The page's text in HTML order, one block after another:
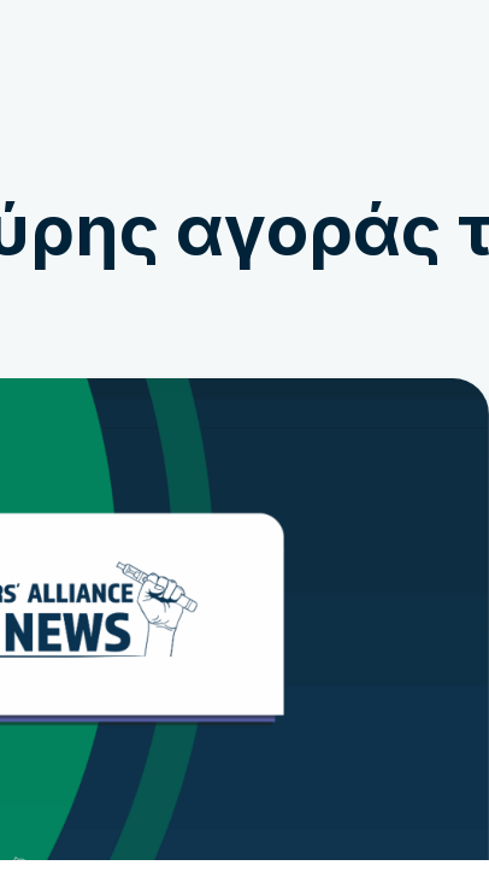
αγοράς